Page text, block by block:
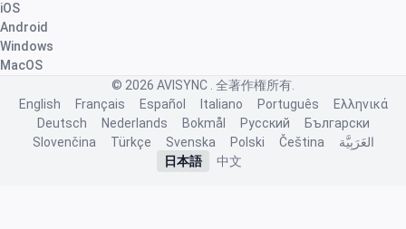
Nhb Bourahmah ·Kuwait
star starstarstarstar v4.3.21
“No app like this one”
iOS
Android
Windows
MacOS
© 2026 AVISYNC . 全著作権所有.
English
Français Español Italiano Português
Ελληνικά
Deutsch
Nederlands Bokmål Русский
Български
Slovenčina
Türkçe Svenska Polski Čeština
العَرَبِيَّة
日本語
中文